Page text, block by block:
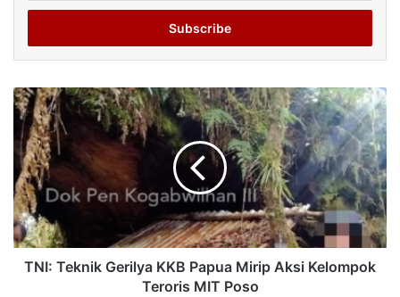
Email
TNI: Teknik Gerilya KKB Papua Mirip Aksi Kelompok
Teroris MIT Poso